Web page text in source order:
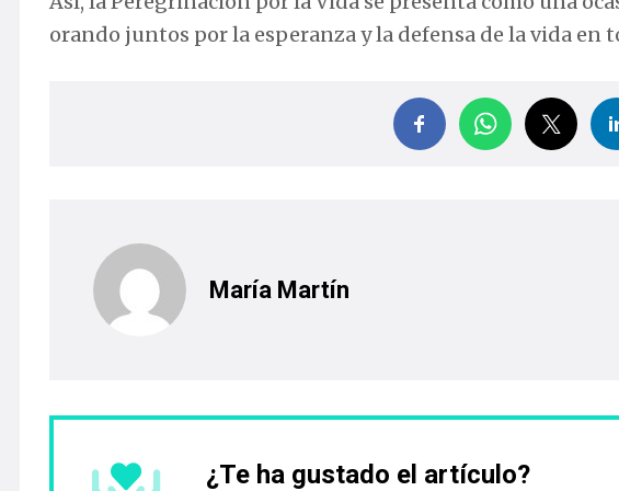
orando juntos por la esperanza y la defensa de la vida en
María Martín
¿Te ha gustado el artículo?